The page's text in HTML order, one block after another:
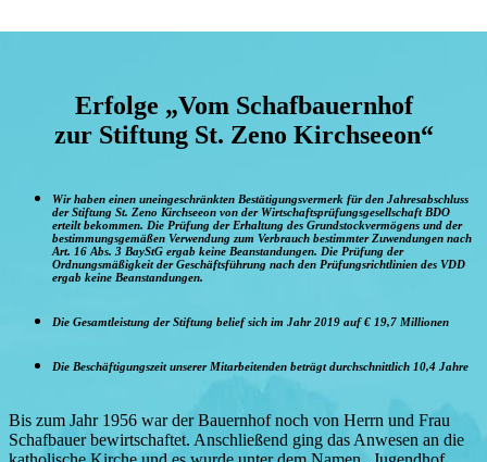
Erfolge „Vom Schafbauernhof
zur Stiftung St. Zeno Kirchseeon“
Wir haben einen uneingeschränkten Bestätigungsvermerk für den Jahresabschluss
der Stiftung St. Zeno Kirchseeon von der Wirtschaftsprüfungsgesellschaft BDO
erteilt bekommen. Die Prüfung der Erhaltung des Grundstockvermögens und der
bestimmungsgemäßen Verwendung zum Verbrauch bestimmter Zuwendungen nach
Art. 16 Abs. 3 BayStG ergab keine Beanstandungen. Die Prüfung der
Ordnungsmäßigkeit der Geschäftsführung nach den Prüfungsrichtlinien des VDD
ergab keine Beanstandungen.
Die Gesamtleistung der Stiftung belief sich im Jahr 2019 auf € 19,7 Millionen
Die Beschäftigungszeit unserer Mitarbeitenden beträgt durchschnittlich 10,4 Jahre
Bis zum Jahr 1956 war der Bauernhof noch von Herrn und Frau
Schafbauer bewirtschaftet. Anschließend ging das Anwesen an die